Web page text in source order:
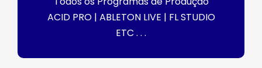
ACID PRO | ABLETON LIVE | FL STUDIO
ETC . . .